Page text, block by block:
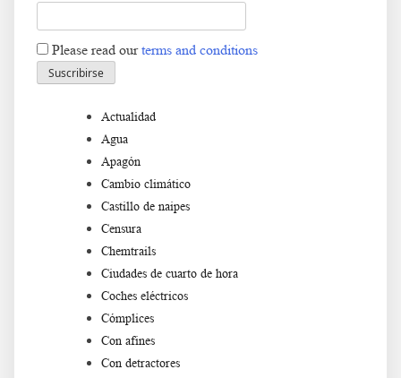
Please read ourterms and conditions
Actualidad
Agua
Apagón
Cambio climático
Castillo de naipes
Censura
Chemtrails
Ciudades de cuarto de hora
Coches eléctricos
Cómplices
Con afines
Con detractores